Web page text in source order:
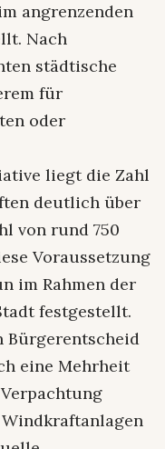
angrenzenden
Nach
städtische
für
oder
liegt die Zahl
deutlich über
von rund 750
Voraussetzung
im Rahmen der
festgestellt.
Bürgerentscheid
eine Mehrheit